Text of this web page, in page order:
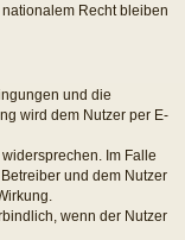
Recht bleiben
und die
wird dem Nutzer per E-
Im Falle
und dem Nutzer
wenn der Nutzer